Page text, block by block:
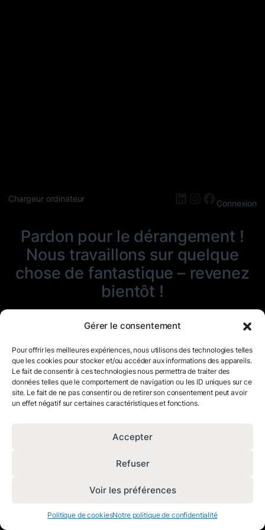
Gérer le consentement
Pour offrir les meilleures expériences, nous utilisons des technologies telles
que les cookies pour stocker et/ou accéder aux informations des appareils.
Le fait de consentir à ces technologies nous permettra de traiter des
données telles que le comportement de navigation ou les ID uniques sur ce
site. Le fait de ne pas consentir ou de retirer son consentement peut avoir
un effet négatif sur certaines caractéristiques et fonctions.
Accepter
Refuser
Voir les préférences
Politique de cookiesNotre politique de confidentialité
Chargeur ordinateur LinkedIn
Instagram
Connexion
Pardon pour le dérangement !
Nous travaillons sur quelque
chose de fantastique – revenez
bientôt !